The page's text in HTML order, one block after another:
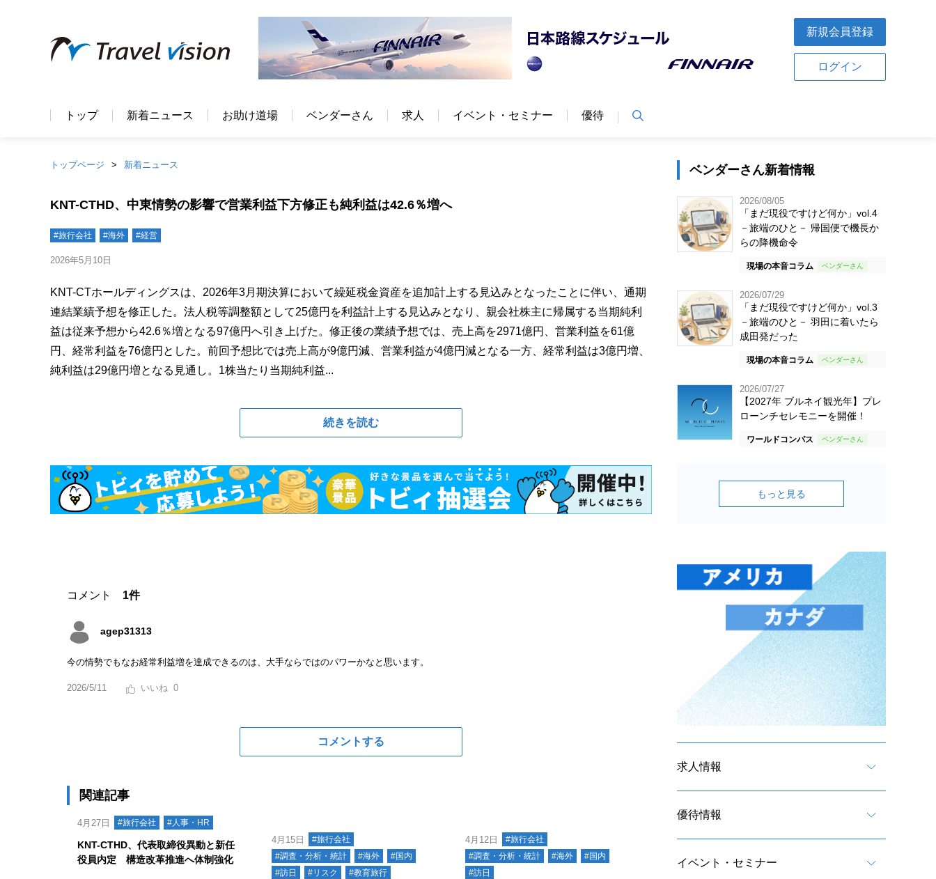
新規会員登録
ログイン
トップ 新着ニュース お助け道場 ベンダーさん 求人 イベント・セミナー 優待
トップページ 新着ニュース
KNT-CTHD、中東情勢の影響で営業利益下方修正も純利益は42.6％増へ
#旅行会社 #海外 #経営
2026年5月10日
KNT-CTホールディングスは、2026年3月期決算において繰延税金資産を追加計上する見込みとなったことに伴い、通期
連結業績予想を修正した。法人税等調整額として25億円を利益計上する見込みとなり、親会社株主に帰属する当期純利
益は従来予想から42.6％増となる97億円へ引き上げた。修正後の業績予想では、売上高を2971億円、営業利益を61億
円、経常利益を76億円とした。前回予想比では売上高が9億円減、営業利益が4億円減となる一方、経常利益は3億円増、
純利益は29億円増となる見通し。1株当たり当期純利益...
続きを読む
コメント 1件
agep31313
今の情勢でもなお経常利益増を達成できるのは、大手ならではのパワーかなと思います。
2026/5/11 0
コメントする
関連記事
4月27日 #旅行会社 #人事・HR
KNT-CTHD、代表取締役異動と新任
役員内定 構造改革推進へ体制強化
4月15日
#旅行会社
#調査・分析・統計
#海外
#国内
#訪日
#リスク #教育旅行
4月12日
#旅行会社
#調査・分析・統計
#海外
#国内
#訪日
ベンダーさん新着情報
2026/08/05
「まだ現役ですけど何か」vol.4
－旅端のひと－ 帰国便で機長か
らの降機命令
現場の本音コラム
2026/07/29
「まだ現役ですけど何か」vol.3
－旅端のひと－ 羽田に着いたら
成田発だった
現場の本音コラム
2026/07/27
【2027年 ブルネイ観光年】プレ
ローンチセレモニーを開催！
ワールドコンパス
もっと見る
求人情報
優待情報
イベント・セミナー